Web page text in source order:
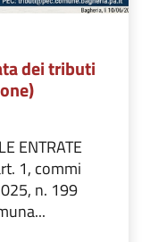
dei tributi
ENTRATE
1, commi
n. 199